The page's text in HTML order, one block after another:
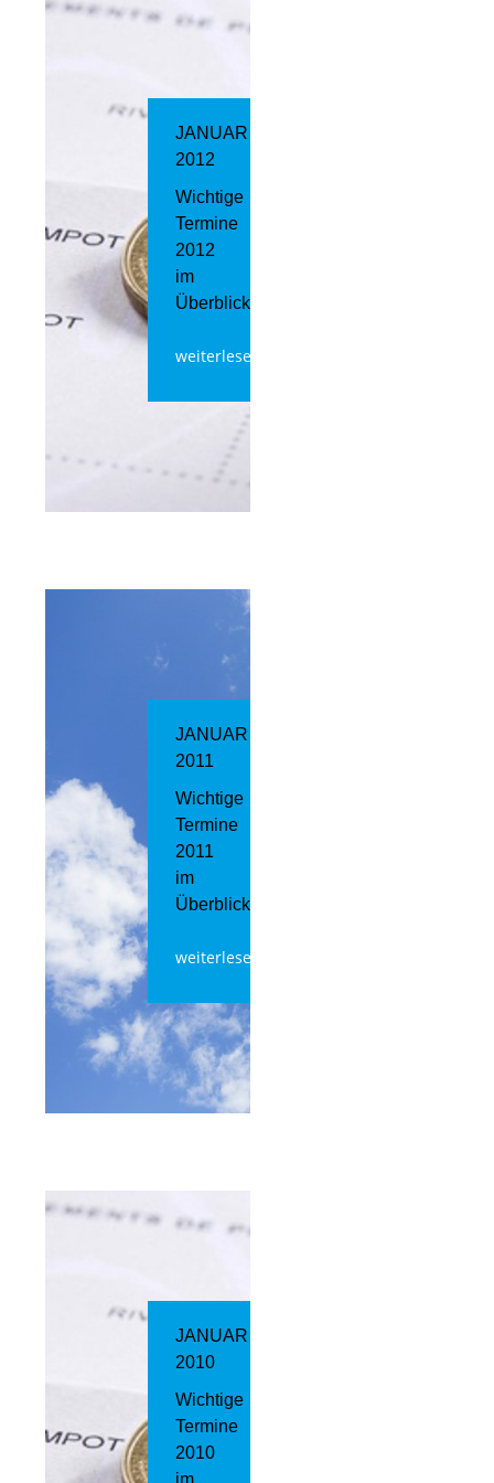
JANUAR
2012
Wichtige
Termine
2012
im
Überblick
weiterlesen
JANUAR
2011
Wichtige
Termine
2011
im
Überblick
weiterlesen
JANUAR
2010
Wichtige
Termine
2010
im